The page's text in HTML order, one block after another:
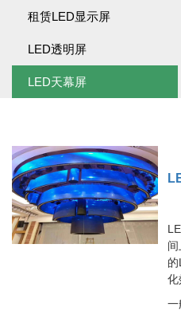
租赁LED显示屏
LED透明屏
LED天幕屏
化
一